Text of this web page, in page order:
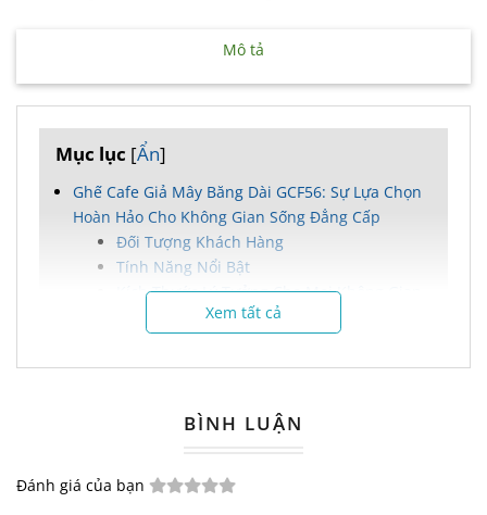
Mô tả
Mục lục [Ẩn]
Ghế Cafe Giả Mây Băng Dài GCF56: Sự Lựa Chọn
Hoàn Hảo Cho Không Gian Sống Đẳng Cấp
Đối Tượng Khách Hàng
Tính Năng Nổi Bật
Kích Thước Lý Tưởng Cho Mọi Không Gian
Nguyên Vật Liệu Chất Lượng Cao
Chính Sách Bán Hàng Hấp Dẫn
GCF56: Sự Lựa Chọn Hoàn Hảo
Xem tất cả
BÌNH LUẬN
Đánh giá của bạn